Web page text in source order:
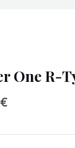
One R-
€Price